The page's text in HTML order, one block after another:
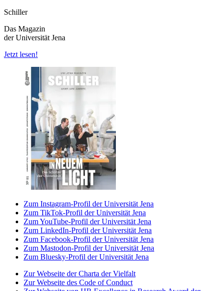
Schiller
Das Magazin
der Universität Jena
Jetzt lesen!
Zum Instagram-Profil der Universität Jena
Zum TikTok-Profil der Universität Jena
Zum YouTube-Profil der Universität Jena
Zum LinkedIn-Profil der Universität Jena
Zum Facebook-Profil der Universität Jena
Zum Mastodon-Profil der Universität Jena
Zum Bluesky-Profil der Universität Jena
Zur Webseite der Charta der Vielfalt
Zur Webseite des Code of Conduct